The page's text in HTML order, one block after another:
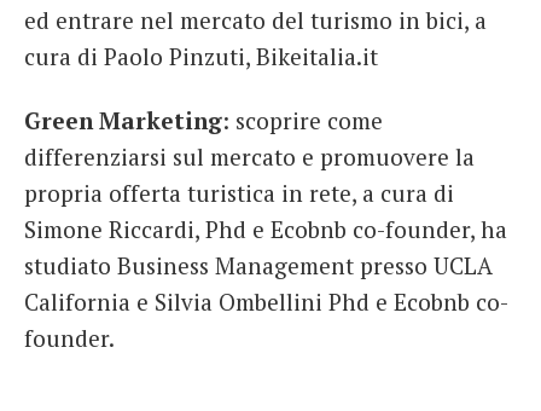
ed entrare nel mercato del turismo in bici, a
cura di Paolo Pinzuti, Bikeitalia.it
Green Marketing: scoprire come
differenziarsi sul mercato e promuovere la
propria offerta turistica in rete, a cura di
Simone Riccardi, Phd e Ecobnb co-founder, ha
studiato Business Management presso UCLA
California e Silvia Ombellini Phd e Ecobnb co-
founder.